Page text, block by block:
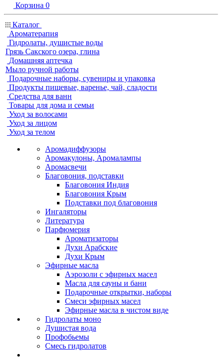
Корзина 0
Каталог
Ароматерапия
Гидролаты, душистые воды
Грязь Сакского озера, глина
Домашняя аптечка
Мыло ручной работы
Подарочные наборы, сувениры и упаковка
Продукты пищевые, варенье, чай, сладости
Средства для ванн
Товары для дома и семьи
Уход за волосами
Уход за лицом
Уход за телом
Аромадиффузоры
Аромакулоны, Аромалампы
Аромасвечи
Благовония, подставки
Благовония Индия
Благовония Крым
Подставки под благовония
Ингаляторы
Литература
Парфюмерия
Ароматизаторы
Духи Арабские
Духи Крым
Эфирные масла
Аэрозоли с эфирных масел
Масла для сауны и бани
Подарочные открытки, наборы
Смеси эфирных масел
Эфирные масла в чистом виде
Гидролаты моно
Душистая вода
Профобьемы
Смесь гидролатов